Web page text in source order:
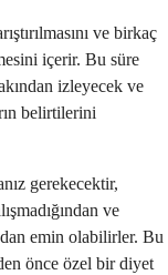
ve birkaç
içerir. Bu süre
izleyecek ve
belirtilerini
gerekecektir,
ve
emin olabilirler. Bu
önce özel bir diyet